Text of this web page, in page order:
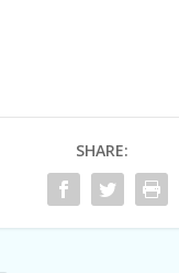
SHARE: